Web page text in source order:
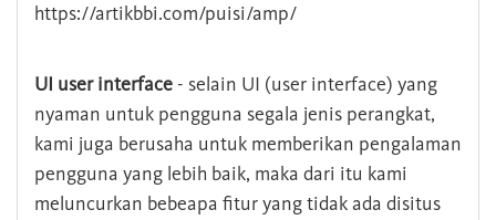
https://artikbbi.com/puisi/amp/
UI user interface - selain UI (user interface) yang
nyaman untuk pengguna segala jenis perangkat,
kami juga berusaha untuk memberikan pengalaman
pengguna yang lebih baik, maka dari itu kami
meluncurkan bebeapa fitur yang tidak ada disitus